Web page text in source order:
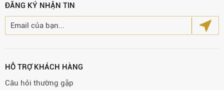
ĐĂNG KÝ NHẬN TIN
HỖ TRỢ KHÁCH HÀNG
Câu hỏi thường gặp